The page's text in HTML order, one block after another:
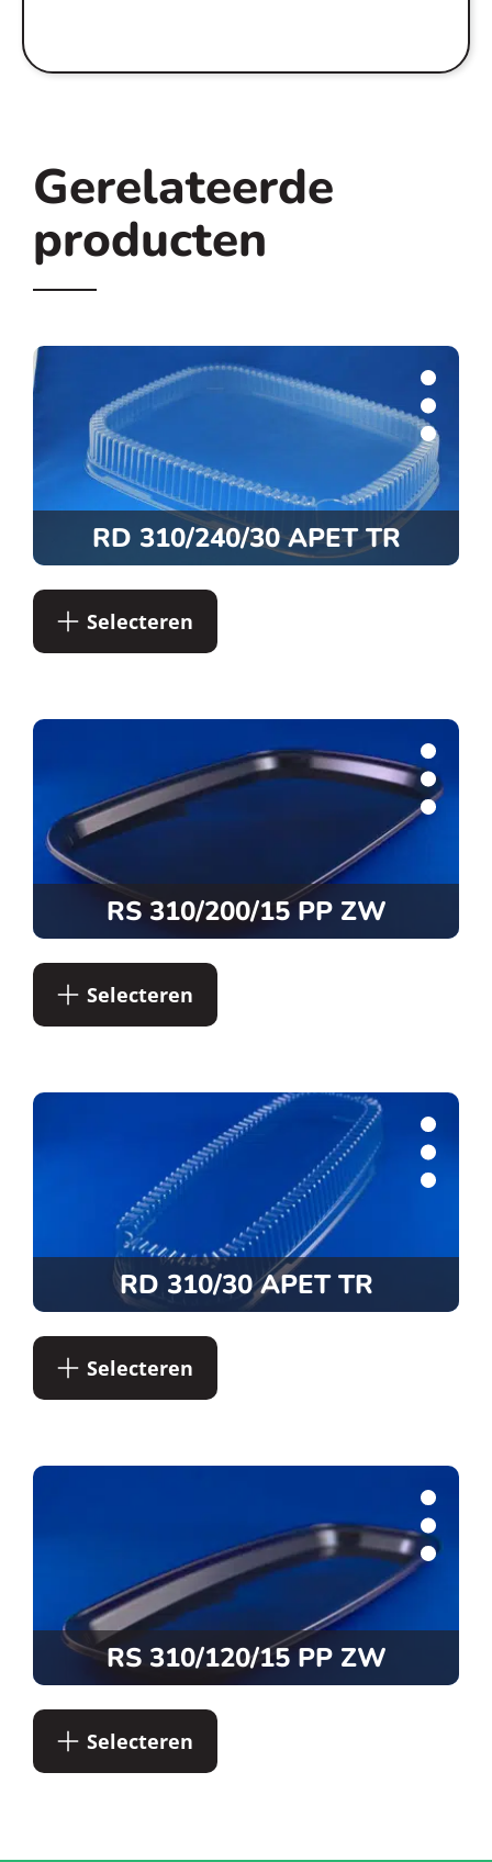
Gerelateerde
producten
RD 310/240/30 APET TR
Selecteren
RS 310/200/15 PP ZW
Selecteren
RD 310/30 APET TR
Selecteren
RS 310/120/15 PP ZW
Selecteren